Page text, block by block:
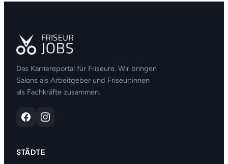
Das Karriereportal für Friseure. Wir bringen
Salons als Arbeitgeber und Friseur:innen
als Fachkräfte zusammen.
STÄDTE